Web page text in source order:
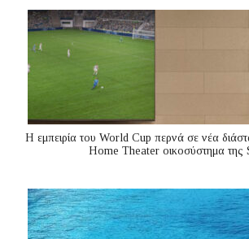
Η εμπειρία του World Cup περνά σε νέα
Home Theater οικοσύστημα της